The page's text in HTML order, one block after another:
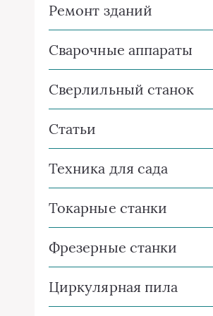
Ремонт зданий
Сварочные аппараты
Сверлильный станок
Статьи
Техника для сада
Токарные станки
Фрезерные станки
Циркулярная пила